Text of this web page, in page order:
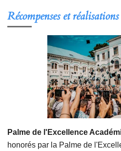
Récompenses et réalisations
Palme de l'Excellence
honorés par la Palme de